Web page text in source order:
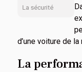
La sécurité
d’une voiture de la
La